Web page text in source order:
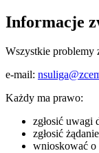
Informacje
Wszystkie problemy
e-mail:
Każdy ma prawo:
zgłosić uwagi
zgłosić
wnioskować o